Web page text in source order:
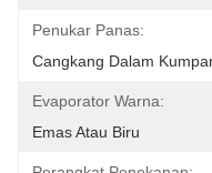
Penukar Panas:
Cangkang Dalam
Evaporator Warna:
Emas Atau Biru